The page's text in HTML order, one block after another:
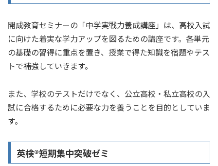
開成教育セミナーの「中学実戦力養成講座」は、高校入試
に向けた着実な学力アップを図るための講座です。各単元
の基礎の習得に重点を置き、授業で得た知識を宿題やテス
トで補強していきます。
また、学校のテストだけでなく、公立高校・私立高校の入
試に合格するために必要な力を養うことを目的としていま
す。
英検®短期集中突破ゼミ